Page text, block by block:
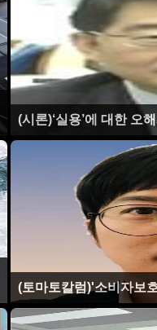
(시론)‘실용’에 대한 오
(토마토칼럼)'소비자보